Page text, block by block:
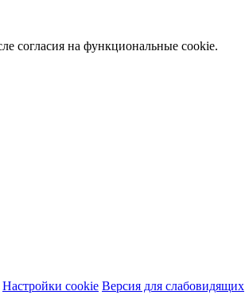
согласия на функциональные cookie.
Настройки cookie Версия для слабовидящих